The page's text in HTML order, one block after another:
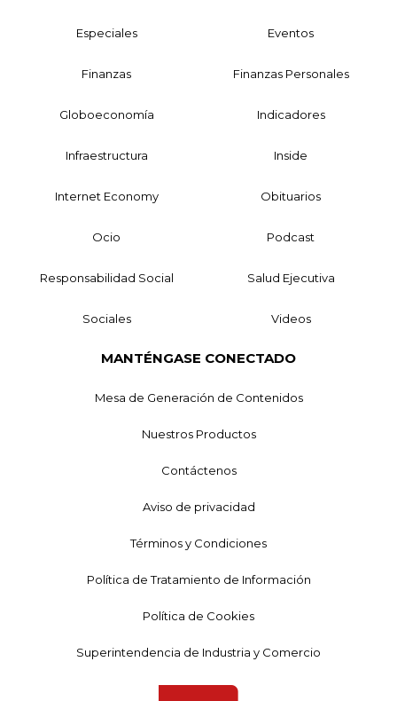
Especiales Eventos
Finanzas Finanzas Personales
Globoeconomía Indicadores
Infraestructura Inside
Internet Economy Obituarios
Ocio Podcast
Responsabilidad Social Salud Ejecutiva
Sociales Videos
MANTÉNGASE CONECTADO
Mesa de Generación de Contenidos
Nuestros Productos
Contáctenos
Aviso de privacidad
Términos y Condiciones
Política de Tratamiento de Información
Política de Cookies
Superintendencia de Industria y Comercio